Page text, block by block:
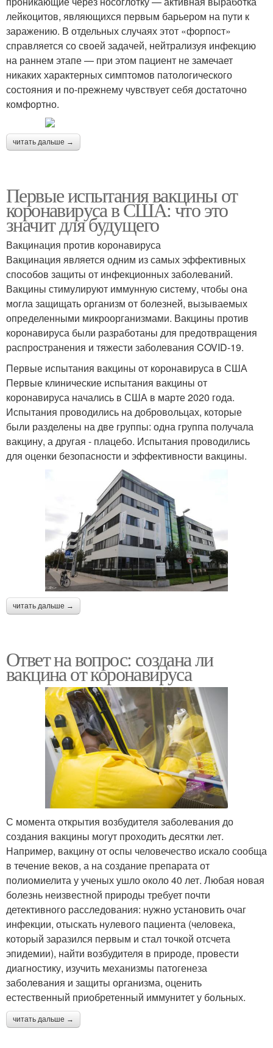
лейкоцитов, являющихся первым барьером на пути к
заражению. В отдельных случаях этот «форпост»
справляется со своей задачей, нейтрализуя инфекцию
на раннем этапе — при этом пациент не замечает
никаких характерных симптомов патологического
состояния и по-прежнему чувствует себя достаточно
комфортно.
читать дальше →
Первые испытания вакцины от
коронавируса в США: что это
значит для будущего
Вакцинация против коронавируса
Вакцинация является одним из самых эффективных
способов защиты от инфекционных заболеваний.
Вакцины стимулируют иммунную систему, чтобы она
могла защищать организм от болезней, вызываемых
определенными микроорганизмами. Вакцины против
коронавируса были разработаны для предотвращения
распространения и тяжести заболевания COVID-19.
Первые испытания вакцины от коронавируса в США
Первые клинические испытания вакцины от
коронавируса начались в США в марте 2020 года.
Испытания проводились на добровольцах, которые
были разделены на две группы: одна группа получала
вакцину, а другая - плацебо. Испытания проводились
для оценки безопасности и эффективности вакцины.
читать дальше →
Ответ на вопрос: создана ли
вакцина от коронавируса
С момента открытия возбудителя заболевания до
создания вакцины могут проходить десятки лет.
Например, вакцину от оспы человечество искало сообща
в течение веков, а на создание препарата от
полиомиелита у ученых ушло около 40 лет. Любая новая
болезнь неизвестной природы требует почти
детективного расследования: нужно установить очаг
инфекции, отыскать нулевого пациента (человека,
который заразился первым и стал точкой отсчета
эпидемии), найти возбудителя в природе, провести
диагностику, изучить механизмы патогенеза
заболевания и защиты организма, оценить
естественный приобретенный иммунитет у больных.
читать дальше →